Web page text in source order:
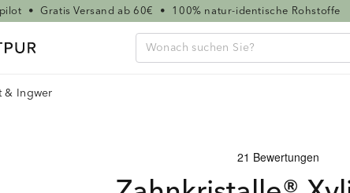
• Gratis Versand ab 60€ • 100% natur-identische Rohstoffe
& Ingwer